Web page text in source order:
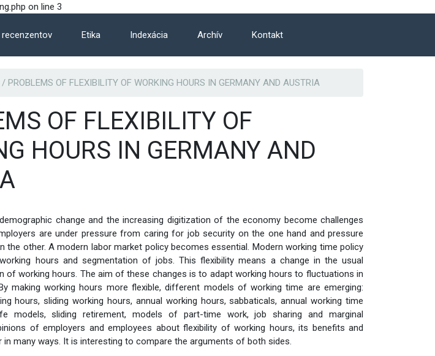
on line 3
recenzentov Etika Indexácia Archív Kontakt
PROBLEMS OF FLEXIBILITY OF WORKING HOURS IN GERMANY AND AUSTRIA
OF FLEXIBILITY OF
HOURS IN GERMANY AND
change and the increasing digitization of the economy become challenges
are under pressure from caring for job security on the one hand and pressure
the other. A modern labor market policy becomes essential. Modern working time policy
hours and segmentation of jobs. This flexibility means a change in the usual
of working hours. The aim of these changes is to adapt working hours to fluctuations in
making working hours more flexible, different models of working time are emerging:
hours, sliding working hours, annual working hours, sabbaticals, annual working time
models, sliding retirement, models of part-time work, job sharing and marginal
of employers and employees about flexibility of working hours, its benefits and
many ways. It is interesting to compare the arguments of both sides.